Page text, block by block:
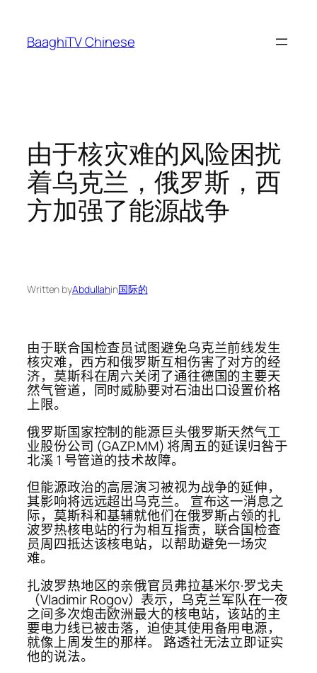
content
BaaghiTV Chinese
由于核灾难的风险困扰
着乌克兰，俄罗斯，西
方加强了能源战争
Written byAbdullahin国际的
由于联合国检查员试图避免乌克兰前线发生
核灾难，西方和俄罗斯互相伤害了对方的经
济，莫斯科在周六关闭了通往德国的主要天
然气管道，同时威胁要对石油出口设置价格
上限。
俄罗斯国家控制的能源巨头俄罗斯天然气工
业股份公司 (GAZP.MM) 将周五的延误归咎于
北溪 1 号管道的技术故障。
但能源政治的高层演习被视为战争的延伸，
其影响将远远超出乌克兰。 宣布这一消息之
际，莫斯科和基辅就他们在俄罗斯占领的扎
波罗热核电站的行为相互指责，联合国检查
员周四抵达该核电站，以帮助避免一场灾
难。
扎波罗热地区的亲俄官员弗拉基米尔·罗戈夫
（Vladimir Rogov）表示，乌克兰军队在一夜
之间多次炮击欧洲最大的核电站，该站的主
要电力线已被击落，迫使其使用备用电源，
就像上周发生的那样。 路透社无法立即证实
他的说法。